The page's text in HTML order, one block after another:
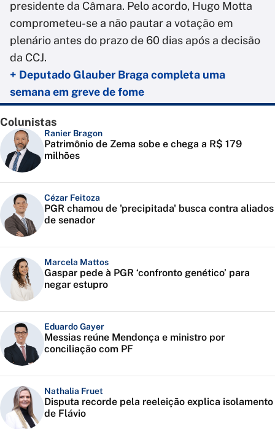
presidente da Câmara. Pelo acordo, Hugo Motta
comprometeu-se a não pautar a votação em
plenário antes do prazo de 60 dias após a decisão
da CCJ.
+ Deputado Glauber Braga completa uma
semana em greve de fome
Colunistas
Ranier Bragon
Patrimônio de Zema sobe e chega a R$ 179
milhões
Cézar Feitoza
PGR chamou de 'precipitada' busca contra aliados
de senador
Marcela Mattos
Gaspar pede à PGR ‘confronto genético’ para
negar estupro
Eduardo Gayer
Messias reúne Mendonça e ministro por
conciliação com PF
Nathalia Fruet
Disputa recorde pela reeleição explica isolamento
de Flávio